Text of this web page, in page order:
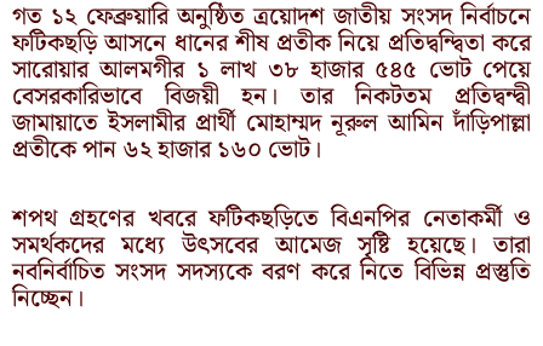
গত ১২ ফেব্রুয়ারি অনুষ্ঠিত ত্রয়োদশ জাতীয় সংসদ নির্বাচনে
ফটিকছড়ি আসনে ধানের শীষ প্রতীক নিয়ে প্রতিদ্বন্দ্বিতা করে
সারোয়ার আলমগীর ১ লাখ ৩৮ হাজার ৫৪৫ ভোট পেয়ে
বেসরকারিভাবে বিজয়ী হন। তার নিকটতম প্রতিদ্বন্দ্বী
জামায়াতে ইসলামীর প্রার্থী মোহাম্মদ নূরুল আমিন দাঁড়িপাল্লা
প্রতীকে পান ৬২ হাজার ১৬০ ভোট।
শপথ গ্রহণের খবরে ফটিকছড়িতে বিএনপির নেতাকর্মী ও
সমর্থকদের মধ্যে উৎসবের আমেজ সৃষ্টি হয়েছে। তারা
নবনির্বাচিত সংসদ সদস্যকে বরণ করে নিতে বিভিন্ন প্রস্তুতি
নিচ্ছেন।